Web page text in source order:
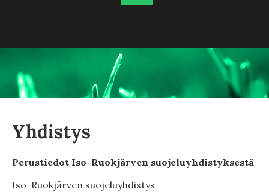
Yhdistys
Perustiedot Iso-Ruokjärven suojeluyhdistyksestä
Iso-Ruokjärven suojeluyhdistys